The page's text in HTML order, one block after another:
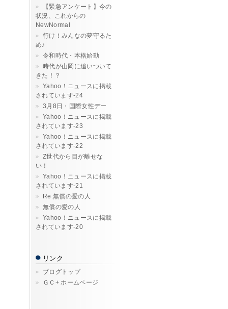
【緊急アンケート】今の
状況、これからの
NewNormal
行け！みんなの夢守るた
め♪
令和時代・本格始動
時代が山岡に追いついて
きた！？
Yahoo！ニュースに掲載
されています-24
3月8日・国際女性デー
Yahoo！ニュースに掲載
されています-23
Yahoo！ニュースに掲載
されています-22
Z世代から目が離せな
い！
Yahoo！ニュースに掲載
されています-21
Re:無償の愛の人
無償の愛の人
Yahoo！ニュースに掲載
されています-20
リンク
ブログトップ
ＧＣ+ ホームページ